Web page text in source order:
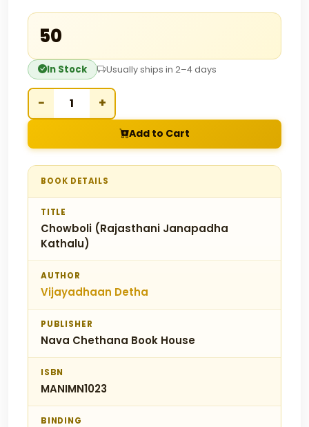
₹50
In Stock Usually ships in 2–4 days
− +
Add to Cart
BOOK DETAILS
TITLE
Chowboli (Rajasthani Janapadha
Kathalu)
AUTHOR
Vijayadhaan Detha
PUBLISHER
Nava Chethana Book House
ISBN
MANIMN1023
BINDING